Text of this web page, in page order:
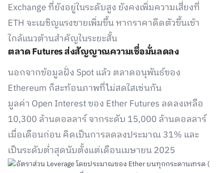
Exchange ที่ยังอยู่ในระดับสูง ยังคงเพิ่มความเสี่ยงที่
ETH จะเผชิญแรงขายเพิ่มขึ้น หากราคาดีดตัวขึ้นเข้า
ใกล้แนวต้านสำคัญในระยะสั้น
ตลาด Futures ส่งสัญญาณความเชื่อมั่นลดลง
นอกจากข้อมูลฝั่ง Spot แล้ว ตลาดอนุพันธ์ของ
Ethereum ก็สะท้อนภาพที่ไม่สดใสเช่นกัน
มูลค่า Open Interest ของ Ether Futures ลดลงเหลือ
10,300 ล้านดอลลาร์ จากระดับ 15,000 ล้านดอลลาร์
เมื่อเดือนก่อน คิดเป็นการลดลงประมาณ 31% และ
เป็นระดับต่ำสุดนับตั้งแต่เดือนเมษายน 2025